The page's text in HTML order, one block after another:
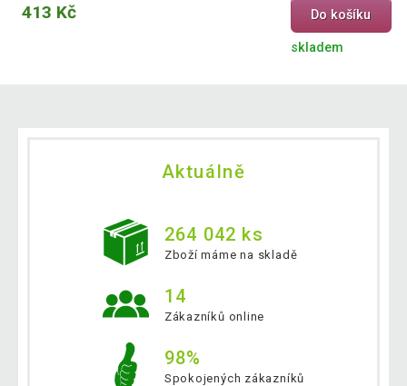
413 Kč Do košíku
skladem
Aktuálně
264 042 ks
Zboží máme na skladě
14
Zákazníků online
98%
Spokojených zákazníků